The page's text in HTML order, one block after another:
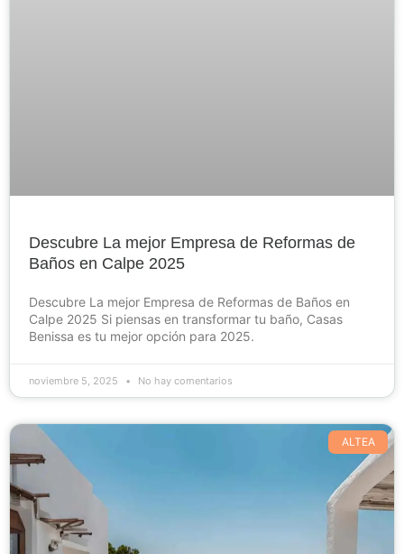
Descubre La mejor Empresa de Reformas de
Baños en Calpe 2025
Descubre La mejor Empresa de Reformas de Baños en
Calpe 2025 Si piensas en transformar tu baño, Casas
Benissa es tu mejor opción para 2025.
noviembre 5, 2025 No hay comentarios
ALTEA